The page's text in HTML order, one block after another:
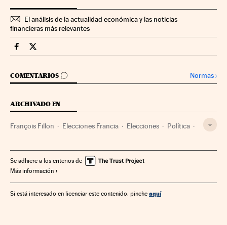
El análisis de la actualidad económica y las noticias
financieras más relevantes
Economia Cinco Días en Facebook
Economia Cinco Días en Twitter
COMENTARIOS
IR A LOS COMENTARIOS Normas›
ARCHIVADO EN
François Fillon Elecciones Francia Elecciones Política
Se adhiere a los criterios de
Más información
Si está interesado en licenciar este contenido, pinche aquí